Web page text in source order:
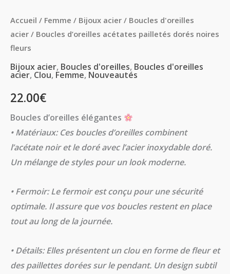
Accueil / Femme / Bijoux acier / Boucles d'oreilles
acier / Boucles d’oreilles acétates pailletés dorés noires
fleurs
Bijoux acier, Boucles d'oreilles, Boucles d'oreilles
acier, Clou, Femme, Nouveautés
22.00€
Boucles d’oreilles élégantes
• Matériaux: Ces boucles d’oreilles combinent
l’acétate noir et le doré avec l’acier inoxydable doré.
Un mélange de styles pour un look moderne.
• Fermoir: Le fermoir est conçu pour une sécurité
optimale. Il assure que vos boucles restent en place
tout au long de la journée.
• Détails: Elles présentent un clou en forme de fleur et
des paillettes dorées sur le pendant. Un design subtil